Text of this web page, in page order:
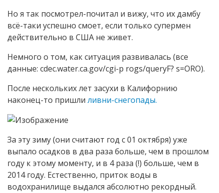
Но я так посмотрел-почитал и вижу, что их дамбу
всё-таки успешно смоет, если только супермен
действительно в США не живет.
Немного о том, как ситуация развивалась (все
данные: cdec.water.ca.gov/cgi-p rogs/queryF? s=ORO).
После нескольких лет засухи в Калифорнию
наконец-то пришли ливни-снегопады.
За эту зиму (они считают год с 01 октября) уже
выпало осадков в два раза больше, чем в прошлом
году к этому моменту, и в 4 раза (!) больше, чем в
2014 году. Естественно, приток воды в
водохранилище выдался абсолютно рекордный.